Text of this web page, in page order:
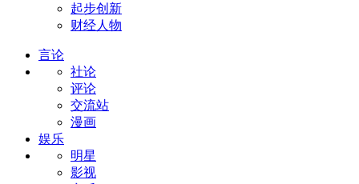
起步创新
财经人物
言论
社论
评论
交流站
漫画
娱乐
明星
影视